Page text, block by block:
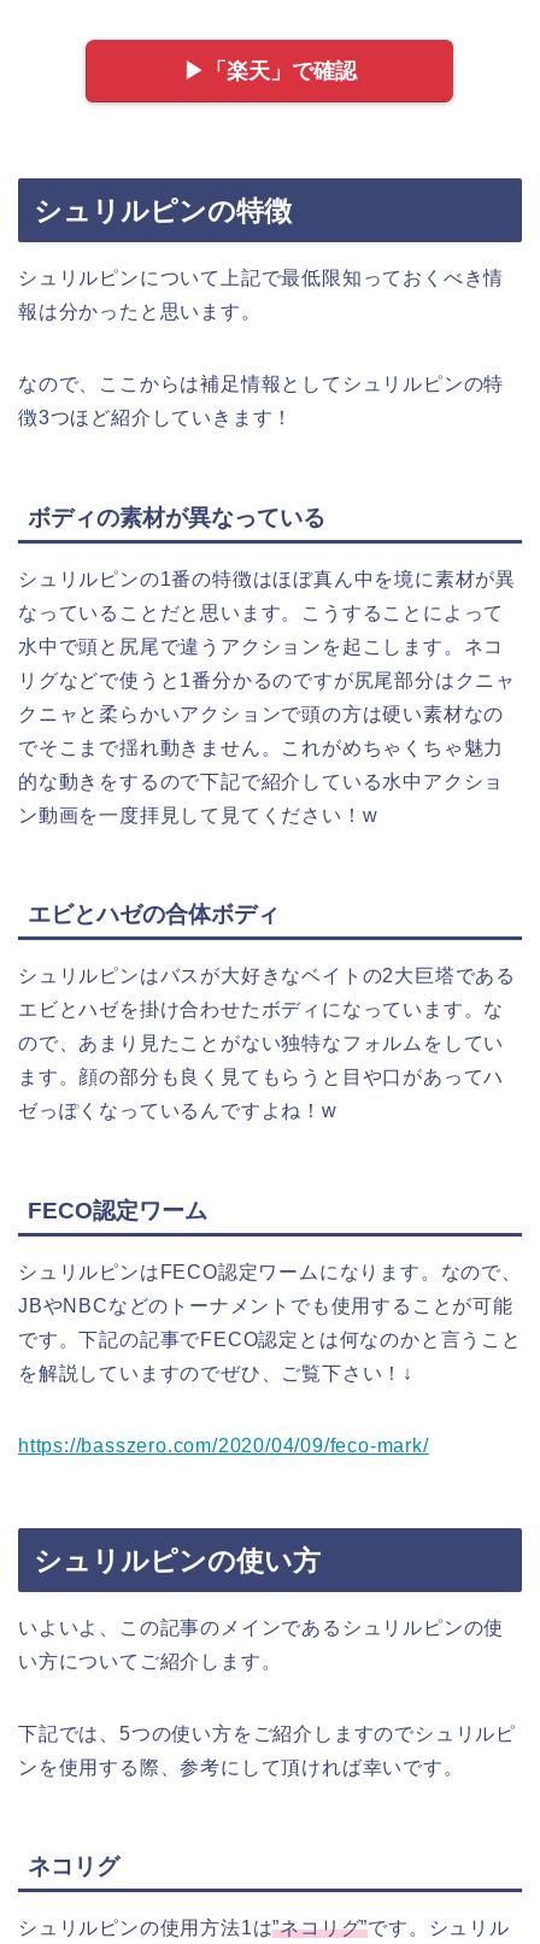
▶︎「楽天」で確認
シュリルピンの特徴
シュリルピンについて上記で最低限知っておくべき情
報は分かったと思います。
なので、ここからは補足情報としてシュリルピンの特
徴3つほど紹介していきます！
ボディの素材が異なっている
シュリルピンの1番の特徴はほぼ真ん中を境に素材が異
なっていることだと思います。こうすることによって
水中で頭と尻尾で違うアクションを起こします。ネコ
リグなどで使うと1番分かるのですが尻尾部分はクニャ
クニャと柔らかいアクションで頭の方は硬い素材なの
でそこまで揺れ動きません。これがめちゃくちゃ魅力
的な動きをするので下記で紹介している水中アクショ
ン動画を一度拝見して見てください！w
エビとハゼの合体ボディ
シュリルピンはバスが大好きなベイトの2大巨塔である
エビとハゼを掛け合わせたボディになっています。な
ので、あまり見たことがない独特なフォルムをしてい
ます。顔の部分も良く見てもらうと目や口があってハ
ゼっぽくなっているんですよね！w
FECO認定ワーム
シュリルピンはFECO認定ワームになります。なので、
JBやNBCなどのトーナメントでも使用することが可能
です。下記の記事でFECO認定とは何なのかと言うこと
を解説していますのでぜひ、ご覧下さい！↓
https://basszero.com/2020/04/09/feco-mark/
シュリルピンの使い方
いよいよ、この記事のメインであるシュリルピンの使
い方についてご紹介します。
下記では、5つの使い方をご紹介しますのでシュリルピ
ンを使用する際、参考にして頂ければ幸いです。
ネコリグ
シュリルピンの使用方法1は”ネコリグ”です。シュリル